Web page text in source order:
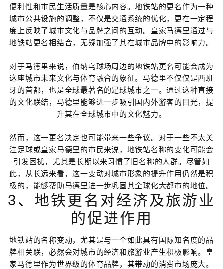
便利性和市民生活质量是核心内容。地铁站的更名作为一种
城市公共设施的调整，不仅是交通系统的优化，更在一定程
度上反映了城市文化与品牌之间的互动。皇家马德里通过与
地铁站更名相结合，无疑加强了其在城市品牌中的影响力。
对于马德里来说，伯纳乌球场周边的地铁站更名可能会成为
这座城市未来文化与体育融合的象征。马德里不仅仅是西班
牙的首都，也是全球最著名的足球城市之一。通过这种直接
的文化联结，马德里能够进一步吸引国内外游客的目光，提
升其在全球城市中的文化魅力。
然而，这一更名决定也可能带来一些争议。对于一些不太关
注足球或皇家马德里的市民来说，地铁站名称的变化可能会
引发困扰，尤其是长期以来习惯了旧名称的人群。尽管如
此，从长远来看，这一变动对城市形象的提升作用仍然是积
极的，能够帮助马德里进一步巩固其全球化大都市的地位。
3、地铁更名对经济及旅游业
的促进作用
地铁站的名称变动，尤其是与一个如此具有国际知名度的品
牌相关联，必然会对城市的经济和旅游业产生积极影响。皇
家马德里作为世界级的体育品牌，其带动的消费市场庞大。